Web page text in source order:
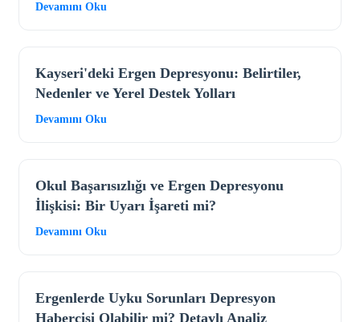
Devamını Oku
Kayseri'deki Ergen Depresyonu: Belirtiler,
Nedenler ve Yerel Destek Yolları
Devamını Oku
Okul Başarısızlığı ve Ergen Depresyonu
İlişkisi: Bir Uyarı İşareti mi?
Devamını Oku
Ergenlerde Uyku Sorunları Depresyon
Habercisi Olabilir mi? Detaylı Analiz